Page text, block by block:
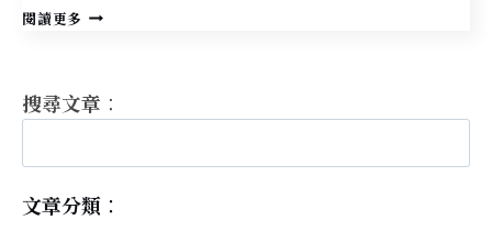
閱讀更多 路
緒
管
路
的
搜尋文章 ：
文章分類 ：